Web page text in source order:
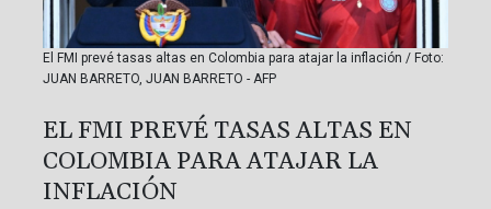
El FMI prevé tasas altas en Colombia para atajar la inflación / Foto:
JUAN BARRETO, JUAN BARRETO - AFP
EL FMI PREVÉ TASAS ALTAS EN
COLOMBIA PARA ATAJAR LA
INFLACIÓN